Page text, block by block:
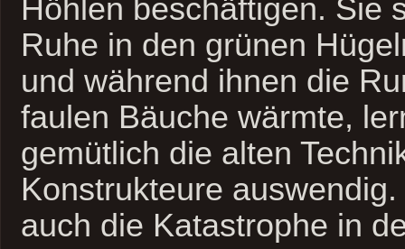
Höhlen beschäftigen. Sie
Ruhe in den grünen
und während ihnen die
faulen Bäuche wärmte,
gemütlich die alten
Konstrukteure
auch die Katastrophe in